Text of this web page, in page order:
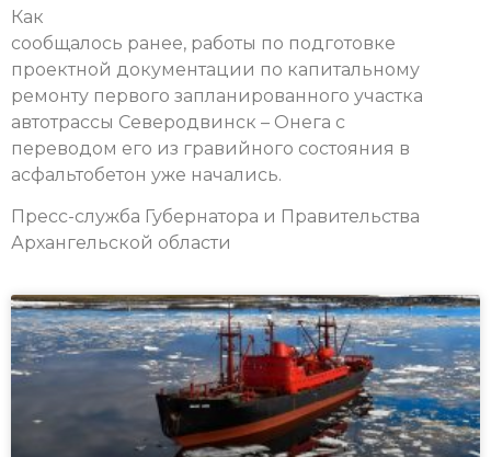
Как
сообщалось ранее, работы по подготовке
проектной документации по капитальному
ремонту первого запланированного участка
автотрассы Северодвинск – Онега с
переводом его из гравийного состояния в
асфальтобетон уже начались.
Пресс-служба Губернатора и Правительства
Архангельской области